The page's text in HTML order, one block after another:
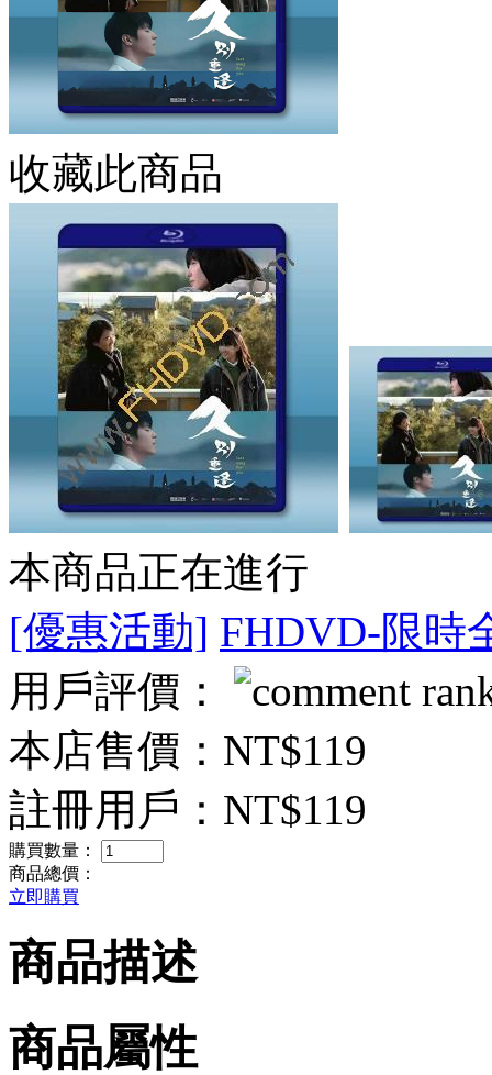
收藏此商品
本商品正在進行
[優惠活動] FHDVD-限時
用戶評價：
本店售價： NT$119
註冊用戶： NT$119
購買數量：
商品總價：
立即購買
商品描述
商品屬性